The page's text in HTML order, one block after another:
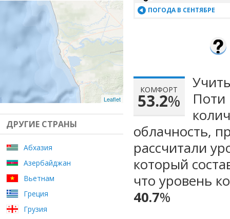
Leaflet
ДРУГИЕ СТРАНЫ
Абхазия
Азербайджан
Вьетнам
Греция
Грузия
ПОГОДА В СЕНТЯБРЕ
КОМФОРТ
53.2%
Поти
облачность,
рассчитали
который
что уровень
40.7%